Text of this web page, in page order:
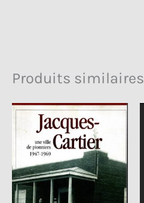
Produits similaires